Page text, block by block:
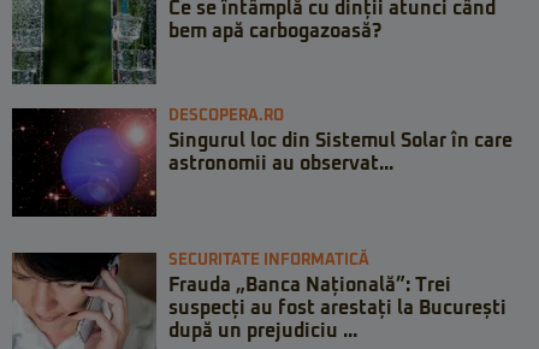
Ce se întâmplă cu dinții atunci când
bem apă carbogazoasă?
DESCOPERA.RO
Singurul loc din Sistemul Solar în care
astronomii au observat...
SECURITATE INFORMATICĂ
Frauda „Banca Națională”: Trei
suspecți au fost arestați la București
după un prejudiciu ...